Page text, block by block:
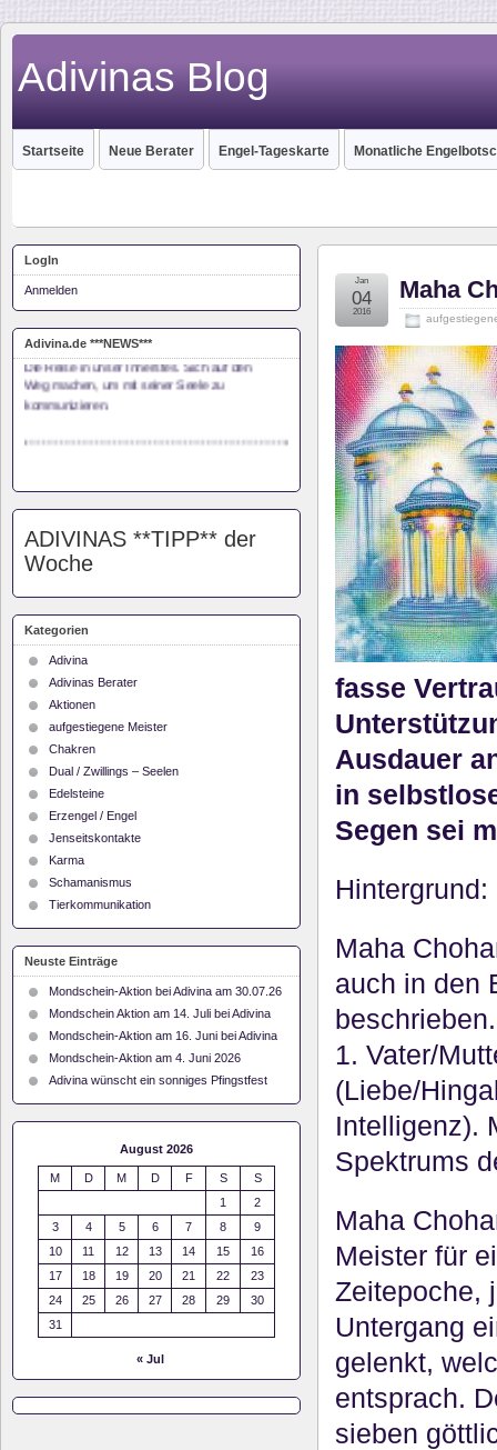
Adivinas Blog
Startseite Neue Berater Engel-Tageskarte Monatliche
Maha
Jan
04
2016
fasse
Ausdauer
in
Segen sei
Hintergrund:
Maha
auch in den
1. Vater/
(Liebe/
Intelligenz).
Spektrums
Maha
Meister für
Zeitepoche,
Untergang
gelenkt,
entsprach.
sieben
LogIn
Anmelden
Adivina.de ***NEWS***
Monas Seelenreise
Die Reise in unser Innerstes. Sich auf den
Weg machen, um mit seiner Seele zu
kommunizieren.
ADIVINAS **TIPP** der
Woche
Kategorien
Adivina
Adivinas Berater
Aktionen
aufgestiegene Meister
Chakren
Dual / Zwillings – Seelen
Edelsteine
Erzengel / Engel
Jenseitskontakte
Karma
Schamanismus
Tierkommunikation
Neuste Einträge
Mondschein-Aktion bei Adivina am 30.07.26
Mondschein Aktion am 14. Juli bei Adivina
Mondschein-Aktion am 16. Juni bei Adivina
Mondschein-Aktion am 4. Juni 2026
Adivina wünscht ein sonniges Pfingstfest
August 2026
M D M D F S
S
1
2
3
4 5 6 7 8
9
10
11 12 13 14 15
16
17
18 19 20 21 22
23
24
25 26 27 28 29
30
31
« Jul